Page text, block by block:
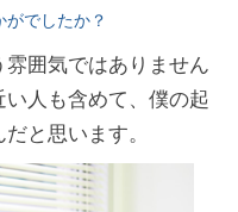
でしたか？
雰囲気ではありません
人も含めて、僕の起
と思います。